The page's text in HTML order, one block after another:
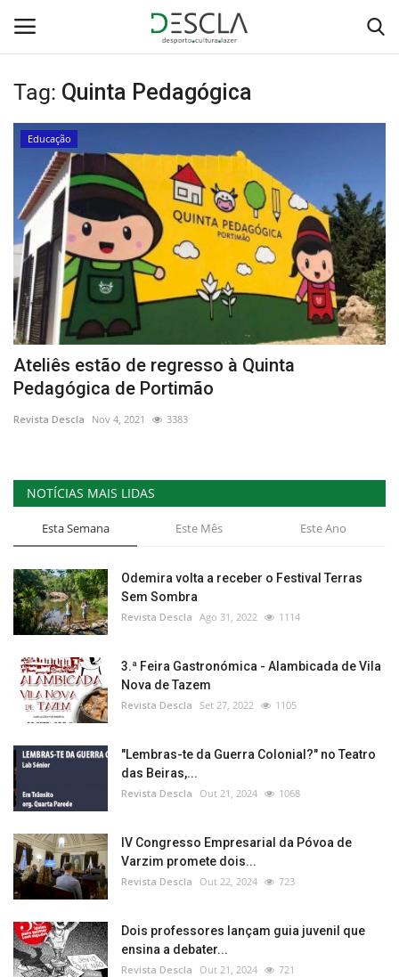
Login Registar
Home
...by Descla
Desporto
Contactos
Sobre Nós
Educação
Estatuto Editorial
Saúde
Ficha técnica
Cultura
Lazer
Ambiente
Tag: Quinta Pedagógica
Educação
Ateliês estão de regresso à Quinta
Pedagógica de Portimão
Revista Descla Nov 4, 2021 3383
NOTÍCIAS MAIS LIDAS
Esta Semana Este Mês Este Ano
Odemira volta a receber o Festival Terras
Sem Sombra
Revista Descla Ago 31, 2022 1114
3.ª Feira Gastronómica - Alambicada de Vila
Nova de Tazem
Revista Descla Set 27, 2022 1105
"Lembras-te da Guerra Colonial?" no Teatro
das Beiras,...
Revista Descla Out 21, 2024 1068
IV Congresso Empresarial da Póvoa de
Varzim promete dois...
Revista Descla Out 22, 2024 723
Dois professores lançam guia juvenil que
ensina a debater...
Revista Descla Out 21, 2024 721